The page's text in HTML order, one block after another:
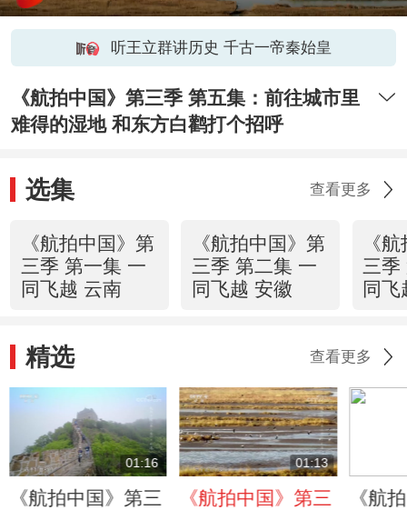
听王立群讲历史 千古一帝秦始皇
《航拍中国》第三季 第五集：前往城市里
难得的湿地 和东方白鹳打个招呼
选集 查看更多
《航拍中国》第
三季 第一集 一
同飞越 云南
《航拍中国》第
三季 第二集 一
同飞越 安徽
《
三季
同飞
精选 查看更多
01:16
《航拍中国》第三
01:13
《航拍中国》第三
《航